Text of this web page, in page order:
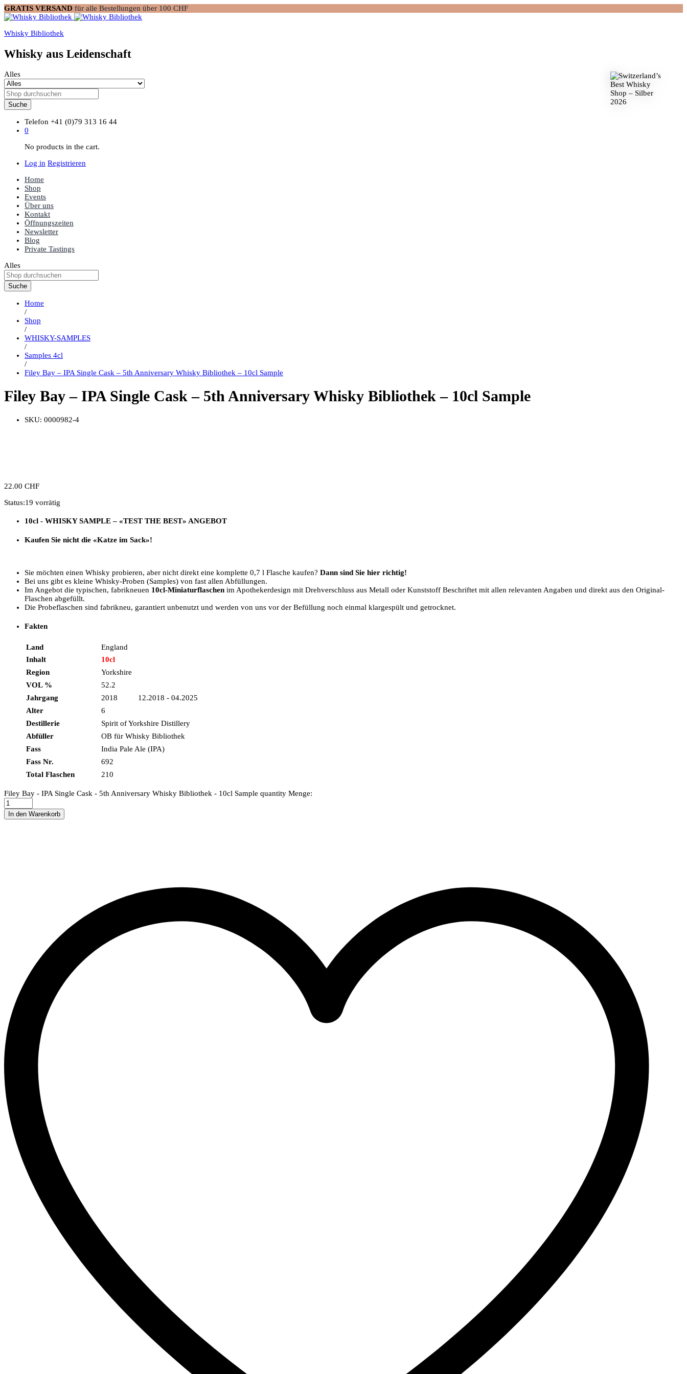
GRATIS VERSAND für alle Bestellungen über 100 CHF
Whisky Bibliothek
Whisky aus Leidenschaft
Alles
Suche
Telefon +41 (0)79 313 16 44
0
No products in the cart.
Log in Registrieren
Home
Shop
Events
Über uns
Kontakt
Öffnungszeiten
Newsletter
Blog
Private Tastings
Alles
Suche
Home
/
Shop
/
WHISKY-SAMPLES
/
Samples 4cl
/
Filey Bay – IPA Single Cask – 5th Anniversary Whisky Bibliothek – 10cl Sample
Filey Bay – IPA Single Cask – 5th Anniversary Whisky Bibliothek – 10cl Sample
SKU: 0000982-4
22.00 CHF
Status:19 vorrätig
10cl - WHISKY SAMPLE – «TEST THE BEST» ANGEBOT
Kaufen Sie nicht die «Katze im Sack»!
Sie möchten einen Whisky probieren, aber nicht direkt eine komplette 0,7 l Flasche kaufen? Dann sind Sie hier richtig!
Bei uns gibt es kleine Whisky-Proben (Samples) von fast allen Abfüllungen.
Im Angebot die typischen, fabrikneuen 10cl-Miniaturflaschen im Apothekerdesign mit Drehverschluss aus Metall oder Kunststoff Beschriftet mit allen relevanten Angaben und direkt aus den Original-
Flaschen abgefüllt.
Die Probeflaschen sind fabrikneu, garantiert unbenutzt und werden von uns vor der Befüllung noch einmal klargespült und getrocknet.
Fakten
Land
England
Inhalt
10cl
Region
Yorkshire
VOL %
52.2
Jahrgang
2018 12.2018 - 04.2025
Alter
6
Destillerie
Spirit of Yorkshire Distillery
Abfüller
OB für Whisky Bibliothek
Fass
India Pale Ale (IPA)
Fass Nr.
692
Total Flaschen
210
Filey Bay - IPA Single Cask - 5th Anniversary Whisky Bibliothek - 10cl Sample quantity Menge:
In den Warenkorb